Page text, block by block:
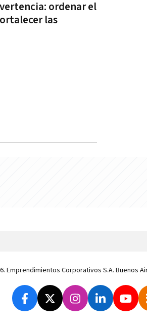
ordenar el
las
Emprendimientos Corporativos S.A. Buenos